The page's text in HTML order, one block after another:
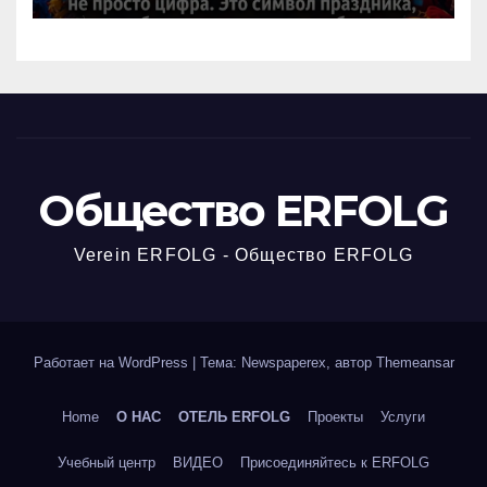
Общество ERFOLG
Verein ERFOLG - Общество ERFOLG
Работает на WordPress Тема: Newspaperex, автор Themeansar
Home О НАС ОТЕЛЬ ERFOLG Проекты Услуги
Учебный центр ВИДЕО Присоединяйтесь к ERFOLG